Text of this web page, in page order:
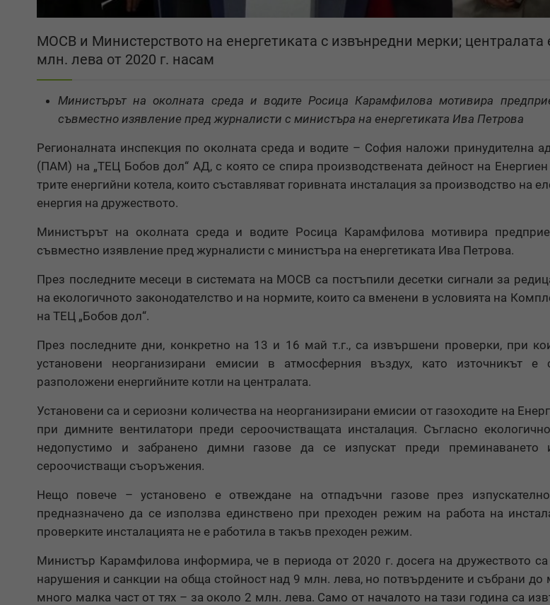
МОСВ и Министерството на енергетиката с извънредни мерки; централата
млн. лева от 2020 г. насам
Министърът на околната среда и водите Росица Карамфилова мотивира
съвместно изявление пред журналисти с министъра на енергетиката Ива Петрова
Регионалната инспекция по околната среда и водите – София наложи принудителна
(ПАМ) на „ТЕЦ Бобов дол“ АД, с която се спира производствената дейност на
трите енергийни котела, които съставляват горивната инсталация за производство на
енергия на дружеството.
Министърът на околната среда и водите Росица Карамфилова мотивира
съвместно изявление пред журналисти с министъра на енергетиката Ива Петрова.
През последните месеци в системата на МОСВ са постъпили десетки сигнали за
на екологичното законодателство и на нормите, които са вменени в условията на
на ТЕЦ „Бобов дол“.
През последните дни, конкретно на 13 и 16 май т.г., са извършени проверки, при
установени неорганизирани емисии в атмосферния въздух, като източникът е
разположени енергийните котли на централата.
Установени са и сериозни количества на неорганизирани емисии от газоходите на
при димните вентилатори преди сероочистващата инсталация. Съгласно
недопустимо и забранено димни газове да се изпускат преди преминаването
сероочистващи съоръжения.
Нещо повече – установено е отвеждане на отпадъчни газове през
предназначено да се използва единствено при преходен режим на работа на
проверките инсталацията не е работила в такъв преходен режим.
Министър Карамфилова информира, че в периода от 2020 г. досега на дружеството
нарушения и санкции на обща стойност над 9 млн. лева, но потвърдените и събрани до
много малка част от тях – за около 2 млн. лева. Само от началото на тази година са